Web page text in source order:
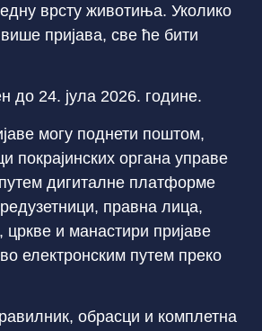
врсту животиња. Уколико
пријава, све ће бити
до 24. јула 2026. године.
могу поднети поштом,
покрајинских органа управе
дигиталне платформе
правна лица,
цркве и манастири пријаве
електронским путем преко
обрасци и комплетна